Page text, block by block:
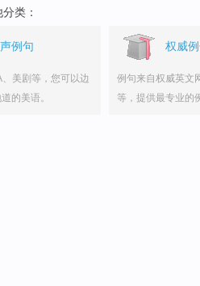
类：
例句
美剧等，您可以边
的美语。
权威
例句来自权威英文
等，提供最专业的